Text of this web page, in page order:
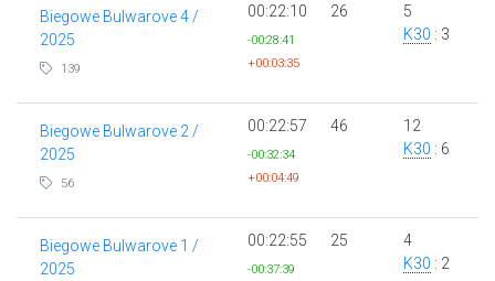
Biegowe Bulwarove 4 /
2025
139
00:22:10
-00:28:41
+00:03:35
26
5
K30 : 3
Biegowe Bulwarove 2 /
2025
56
00:22:57
-00:32:34
+00:04:49
46
12
K30 : 6
Biegowe Bulwarove 1 /
2025
00:22:55
-00:37:39
25
4
K30 : 2